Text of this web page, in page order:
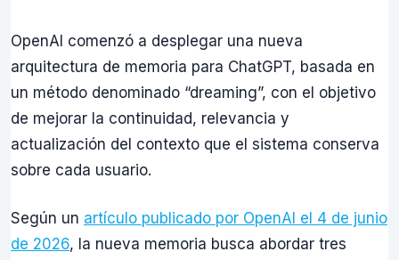
OpenAI comenzó a desplegar una nueva
arquitectura de memoria para ChatGPT, basada en
un método denominado “dreaming”, con el objetivo
de mejorar la continuidad, relevancia y
actualización del contexto que el sistema conserva
sobre cada usuario.
Según un artículo publicado por OpenAI el 4 de junio
de 2026, la nueva memoria busca abordar tres